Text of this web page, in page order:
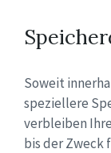
Soweit
speziellere
verbleiben
bis der